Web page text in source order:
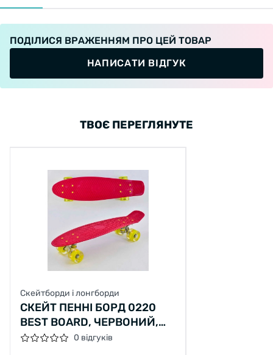
ПОДІЛИСЯ ВРАЖЕННЯМ ПРО ЦЕЙ ТОВАР
НАПИСАТИ ВІДГУК
ТВОЄ ПЕРЕГЛЯНУТЕ
Скейтборди і лонгборди
СКЕЙТ ПЕННІ БОРД 0220
BEST BOARD, ЧЕРВОНИЙ,
ДОШКА = 55СМ, КОЛЕСА PU
0 відгуків